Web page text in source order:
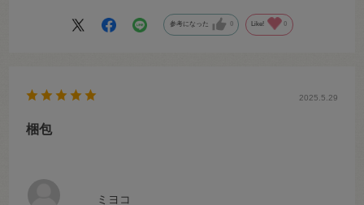
参考になった 0 Like! 0
ミヨコ
2025.5.29
梱包